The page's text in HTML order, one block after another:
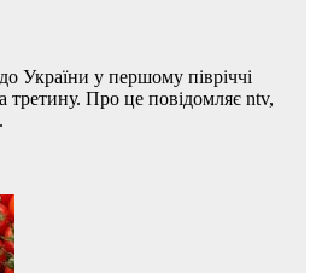
України у першому півріччі
третину. Про це повідомляє ntv,